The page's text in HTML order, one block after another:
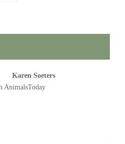
Karen Soeters
AnimalsToday